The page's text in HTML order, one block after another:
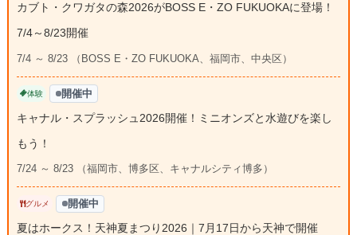
カブト・クワガタの森2026がBOSS E・ZO FUKUOKAに登場！
7/4～8/23開催
7/4 ～ 8/23 （BOSS E・ZO FUKUOKA、福岡市、中央区）
体験 開催中
キャナル・スプラッシュ2026開催！ミニオンズと水遊びを楽し
もう！
7/24 ～ 8/23 （福岡市、博多区、キャナルシティ博多）
グルメ 開催中
夏はホークス！天神夏まつり2026｜7月17日から天神で開催